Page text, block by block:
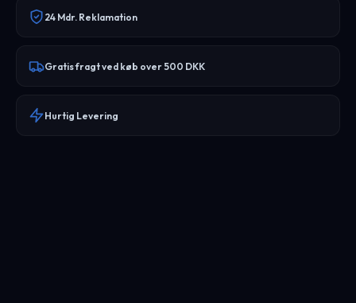
24 Mdr. Reklamation
Gratis fragt ved køb over 500 DKK
Hurtig Levering